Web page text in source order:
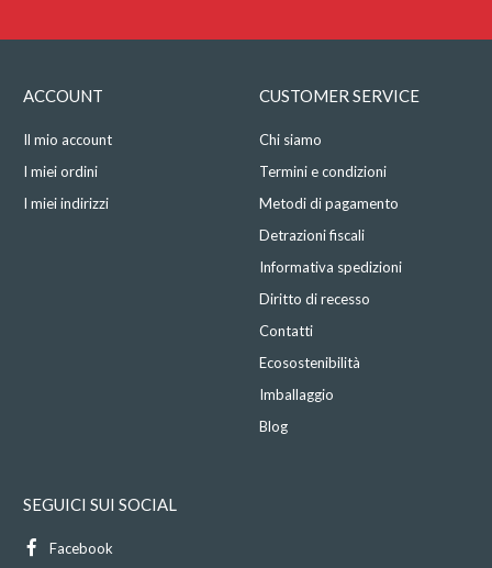
ACCOUNT
Il mio account
I miei ordini
I miei indirizzi
CUSTOMER SERVICE
Chi siamo
Termini e condizioni
Metodi di pagamento
Detrazioni fiscali
Informativa spedizioni
Diritto di recesso
Contatti
Ecosostenibilità
Imballaggio
Blog
SEGUICI SUI SOCIAL
Facebook